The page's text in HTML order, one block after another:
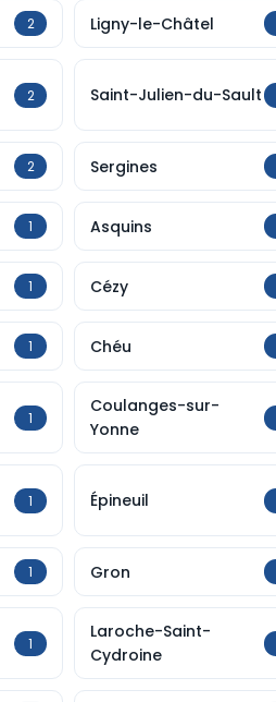
2 Ligny-le-Châtel
2 Saint-Julien-du-Sault
2 Sergines
1 Asquins
1 Cézy
1 Chéu
1
Coulanges-sur-
Yonne
1 Épineuil
1 Gron
1
Laroche-Saint-
Cydroine